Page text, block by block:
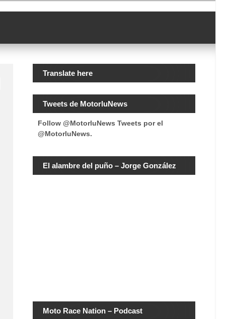
Translate here
Tweets de MotorluNews
Follow @MotorluNews Tweets por el
@MotorluNews.
El alambre del puño – Jorge González
Moto Race Nation – Podcast